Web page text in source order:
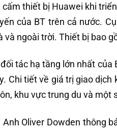
thiết bị Huawei khi
của BT trên cả nước.
và ngoài trời. Thiết bị bao
tác hạ tầng lớn nhất của
Chi tiết về giá trị giao
khu vực trung du và một
Oliver Dowden thông